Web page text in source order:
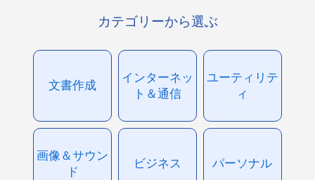
カテゴリーから選ぶ
文書作成
インターネッ
ト＆通信
ユーティリテ
ィ
画像＆サウン
ド
ビジネス パーソナル